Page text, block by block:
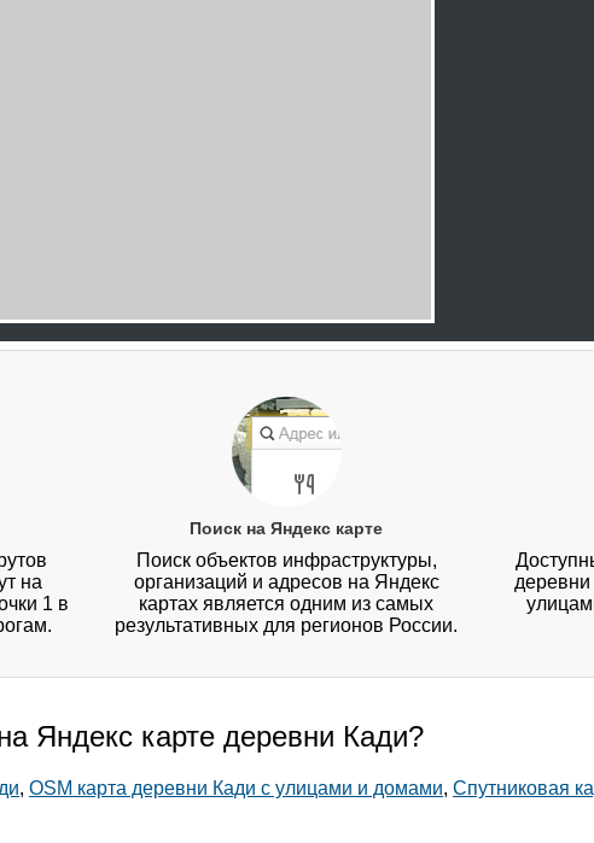
на
1 в
Поиск на Яндекс карте
Поиск объектов инфраструктуры,
организаций и адресов на Яндекс
картах является одним из самых
результативных для регионов России.
деревни
Яндекс карте деревни Кади?
, OSM карта деревни Кади с улицами и домами, Спутниковая